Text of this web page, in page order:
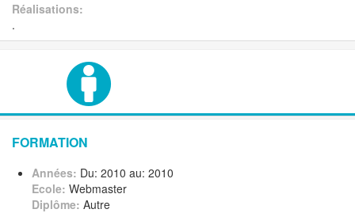
Réalisations:
.
FORMATION
Années: Du: 2010 au: 2010
Ecole: Webmaster
Diplôme: Autre